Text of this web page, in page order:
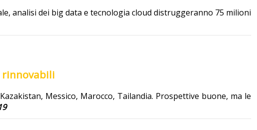
analisi dei big data e tecnologia cloud distruggeranno 75 milioni
rinnovabili
Messico, Marocco, Tailandia. Prospettive buone, ma le